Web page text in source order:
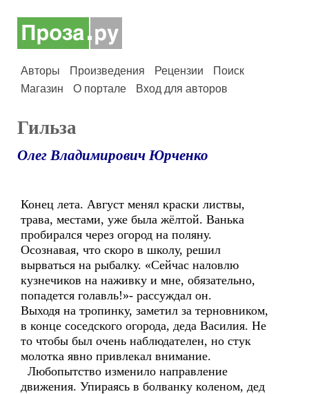
Авторы Произведения Рецензии
Поиск
Магазин
О портале Вход для авторов
Гильза
Олег Владимирович Юрченко
Конец лета. Август менял краски листвы,
трава, местами, уже была жёлтой. Ванька
пробирался через огород на поляну.
Осознавая, что скоро в школу, решил
вырваться на рыбалку. «Сейчас наловлю
кузнечиков на наживку и мне, обязательно,
попадется голавль!»- рассуждал он.
Выходя на тропинку, заметил за терновником,
в конце соседского огорода, деда Василия. Не
то чтобы был очень наблюдателен, но стук
молотка явно привлекал внимание.
Любопытство изменило направление
движения. Упираясь в болванку коленом, дед